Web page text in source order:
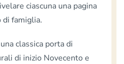
ciascuna una pagina
di famiglia.
classica porta di
di inizio Novecento e